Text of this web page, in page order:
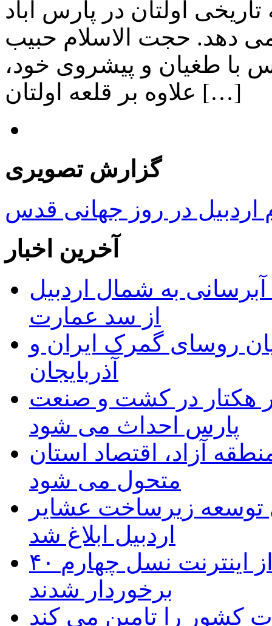
اولتان در پارس آباد
دهد. حجت الاسلام حبیب
با طغیان و پیشروی خود،
علاوه بر قلعه اولتان […]
گزارش تصویری
در روز جهانی قدس
آخرین اخبار
ماده ۲۳ طرح آبرسانی به شمال اردبیل
از سد عمارت
روسای گمرک ایران و
آذربایجان
هکتار در کشت و صنعت
پارس احداث می شود
آزاد، اقتصاد استان
متحول می شود
برای توسعه زیرساخت عشایر
اردبیل ابلاغ شد
۴۰ روستای شهرستان گِرمی از اینترنت نسل چهارم
برخوردار شدند